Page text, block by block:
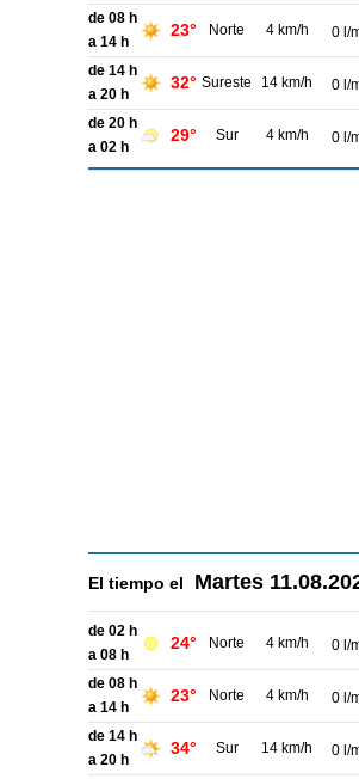
de 08 h
a 14 h
23° Norte 4 km/h 0 l/
de 14 h
a 20 h
32° Sureste 14 km/h 0 l/
de 20 h
a 02 h
29° Sur 4 km/h 0 l/
El tiempo el Martes
de 02 h
a 08 h
24° Norte 4 km/h 0 l/
de 08 h
a 14 h
23° Norte 4 km/h 0 l/
de 14 h
a 20 h
34° Sur 14 km/h 0 l/